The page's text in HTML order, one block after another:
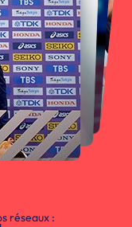
réseaux :